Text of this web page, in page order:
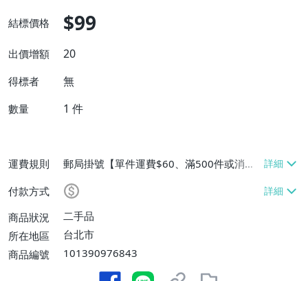
結標價格 $99
出價增額 20
得標者 無
數量 1 件
運費規則
郵局掛號【單件運費$60、滿500件或消費
滿$20000免運費】
付款方式
商品狀況
二手品
所在地區
台北市
商品編號
101390976843